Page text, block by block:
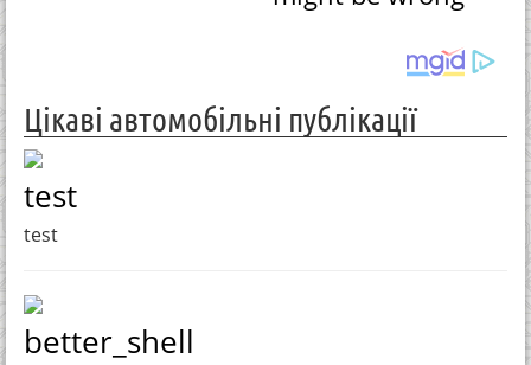
Цікаві автомобільні публікації
test
test
better_shell